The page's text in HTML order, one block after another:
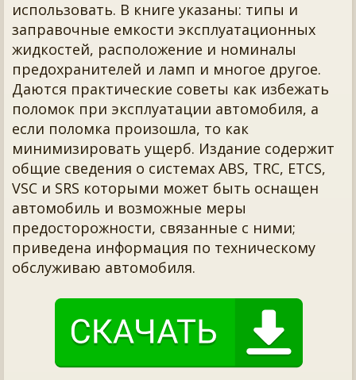
использовать. В книге указаны: типы и
заправочные емкости эксплуатационных
жидкостей, расположение и номиналы
предохранителей и ламп и многое другое.
Даются практические советы как избежать
поломок при эксплуатации автомобиля, а
если поломка произошла, то как
минимизировать ущерб. Издание содержит
общие сведения о системах ABS, TRC, ETCS,
VSC и SRS которыми может быть оснащен
автомобиль и возможные меры
предосторожности, связанные с ними;
приведена информация по техническому
обслуживаю автомобиля.